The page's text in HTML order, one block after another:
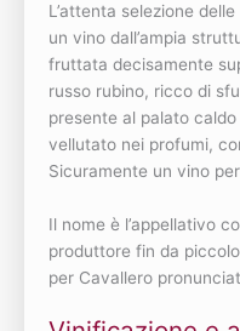
L’attenta selezione
un vino dall’ampia
fruttata decisamente
russo rubino, ricco di
presente al palato
vellutato nei profumi,
Sicuramente un vino
Il nome è l’appellativo
produttore fin da
per Cavallero